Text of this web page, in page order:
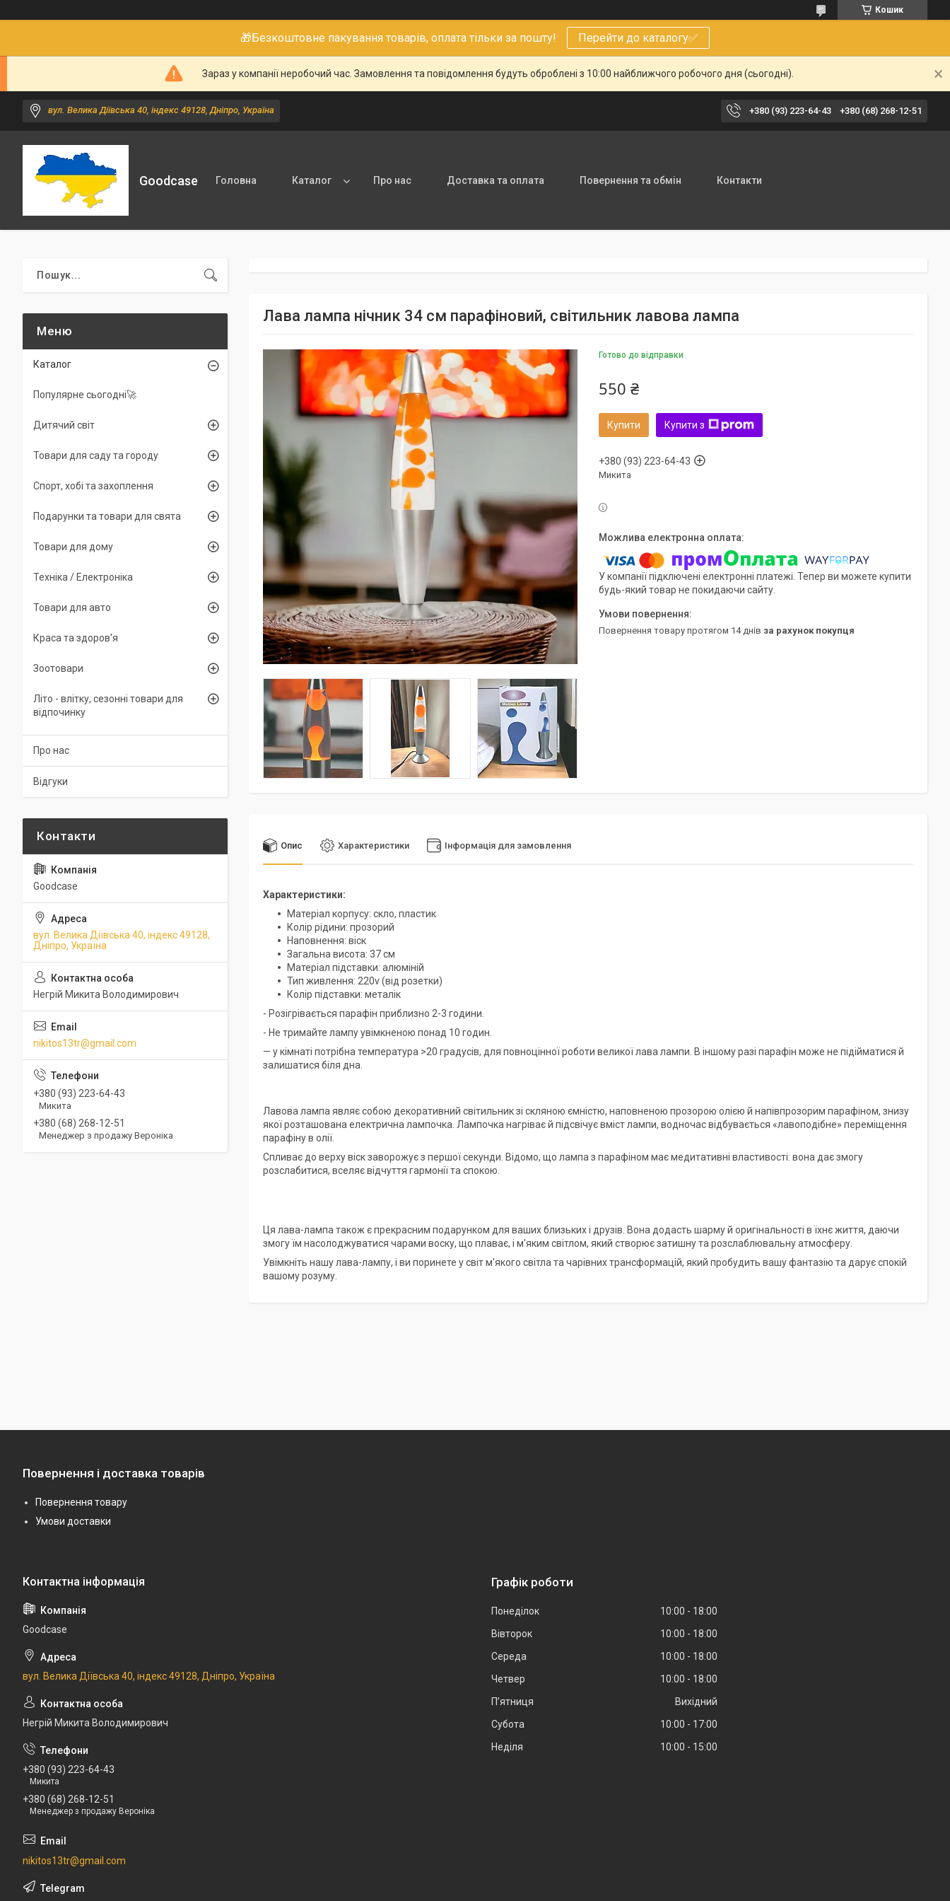
Кошик
🎁Безкоштовне пакування товарів, оплата тільки за пошту! Перейти до каталогу✅
Зараз у компанії неробочий час. Замовлення та повідомлення будуть оброблені з 10:00 найближчого робочого дня (сьогодні).
вул. Велика Діївська 40, індекс 49128, Дніпро, Україна +380 (93) 223-64-43 +380 (68) 268-12-51
Goodcase Головна Каталог Про нас Доставка та оплата Повернення та обмін Контакти
Лава лампа нічник 34 см парафіновий, світильник лавова лампа
Готово до відправки
550 ₴
Купити Купити з
+380 (93) 223-64-43
Микита
У компанії підключені електронні платежі. Тепер ви можете купити
будь-який товар не покидаючи сайту.
повернення товару протягом 14 днів за рахунок покупця
Опис Характеристики Інформація для замовлення
Характеристики:
Матеріал корпусу: скло, пластик
Колір рідини: прозорий
Наповнення: віск
Загальна висота: 37 см
Матеріал підставки: алюміній
Тип живлення: 220v (від розетки)
Колір підставки: металік
- Розігрівається парафін приблизно 2-3 години.
- Не тримайте лампу увімкненою понад 10 годин.
— у кімнаті потрібна температура >20 градусів, для повноцінної роботи великої лава лампи. В іншому разі парафін може не підійматися й
залишатися біля дна.
Лавова лампа являє собою декоративний світильник зі скляною ємністю, наповненою прозорою олією й напівпрозорим парафіном, знизу
якої розташована електрична лампочка. Лампочка нагріває й підсвічує вміст лампи, водночас відбувається «лавоподібне» переміщення
парафіну в олії.
Спливає до верху віск заворожує з першої секунди. Відомо, що лампа з парафіном має медитативні властивості: вона дає змогу
розслабитися, вселяє відчуття гармонії та спокою.
Ця лава-лампа також є прекрасним подарунком для ваших близьких і друзів. Вона додасть шарму й оригінальності в їхнє життя, даючи
змогу їм насолоджуватися чарами воску, що плаває, і м'яким світлом, який створює затишну та розслаблювальну атмосферу.
Увімкніть нашу лава-лампу, і ви поринете у світ м'якого світла та чарівних трансформацій, який пробудить вашу фантазію та дарує спокій
вашому розуму.
Каталог
Популярне сьогодні🚀
Дитячий світ
Товари для саду та городу
Спорт, хобі та захоплення
Подарунки та товари для свята
Товари для дому
Техніка / Електроніка
Товари для авто
Краса та здоров'я
Зоотовари
Літо - влітку, сезонні товари для
відпочинку
Про нас
Відгуки
Goodcase
вул. Велика Діївська 40, індекс 49128,
Дніпро, Україна
Негрій Микита Володимирович
nikitos13tr@gmail.com
+380 (93) 223-64-43
Микита
+380 (68) 268-12-51
Менеджер з продажу Вероніка
Повернення і доставка товарів
Повернення товару
Умови доставки
Goodcase
вул. Велика Діївська 40, індекс 49128, Дніпро, Україна
Негрій Микита Володимирович
+380 (93) 223-64-43
Микита
+380 (68) 268-12-51
Менеджер з продажу Вероніка
nikitos13tr@gmail.com
Графік роботи
Понеділок 10:00
18:00
Вівторок
10:00
18:00
Середа
10:00
18:00
Четвер
10:00
18:00
Пʼятниця
Вихідний
Субота
10:00
17:00
Неділя
10:00 15:00